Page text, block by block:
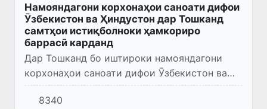
Намояндагони корхонаҳои саноати дифои
Ӯзбекистон ва Ҳиндустон дар Тошканд
самтҳои истиқболноки ҳамкориро
баррасӣ карданд
Дар Тошканд бо иштироки намояндагони
корхонаҳои саноати дифои Ӯзбекистон ва
Ҳиндустон семинар ва намоишгоҳ баргузор
шуд.8340